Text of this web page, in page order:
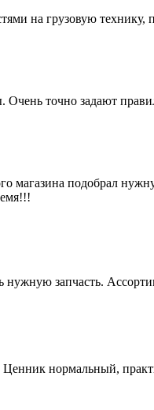
на грузовую
Очень точно задают
подобрал
запчасть.
нормальный,